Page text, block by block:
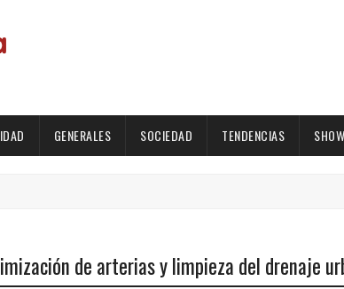
GENERALES SOCIEDAD TENDENCIAS SHOW
de arterias y limpieza del drenaje